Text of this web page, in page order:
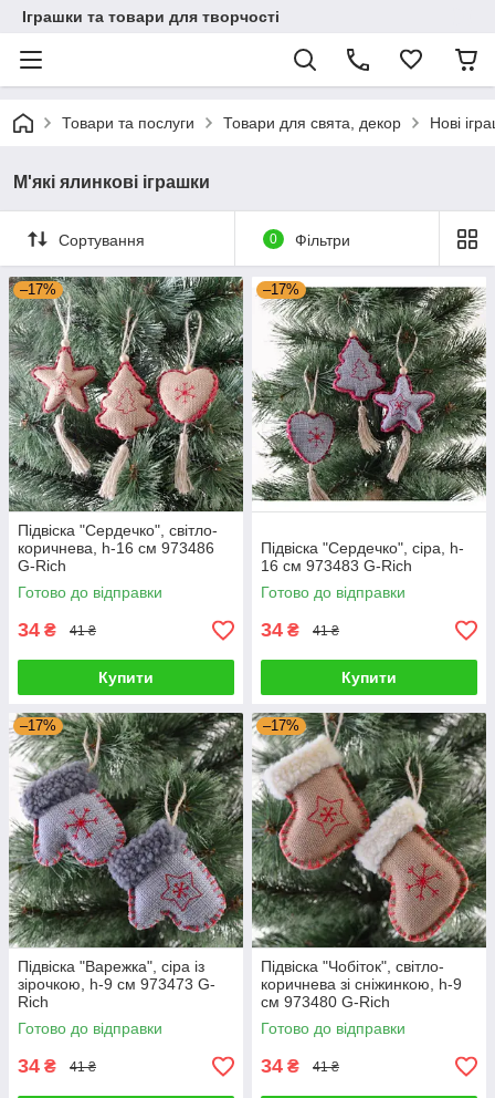
Іграшки та товари для творчості
Товари та послуги Товари для свята, декор Нові
М'які ялинкові іграшки
Сортування 0 Фільтри
–17%
Підвіска "Сердечко", світло-
коричнева, h-16 см 973486
G-Rich
Готово до відправки
34 ₴ 41 ₴
Купити
–17%
Підвіска "Сердечко", сіра, h-
16 см 973483 G-Rich
Готово до відправки
34 ₴ 41 ₴
Купити
–17%
Підвіска "Варежка", сіра із
зірочкою, h-9 см 973473 G-
Rich
Готово до відправки
34 ₴ 41 ₴
–17%
Підвіска "Чобіток", світло-
коричнева зі сніжинкою, h-9
см 973480 G-Rich
Готово до відправки
34 ₴ 41 ₴